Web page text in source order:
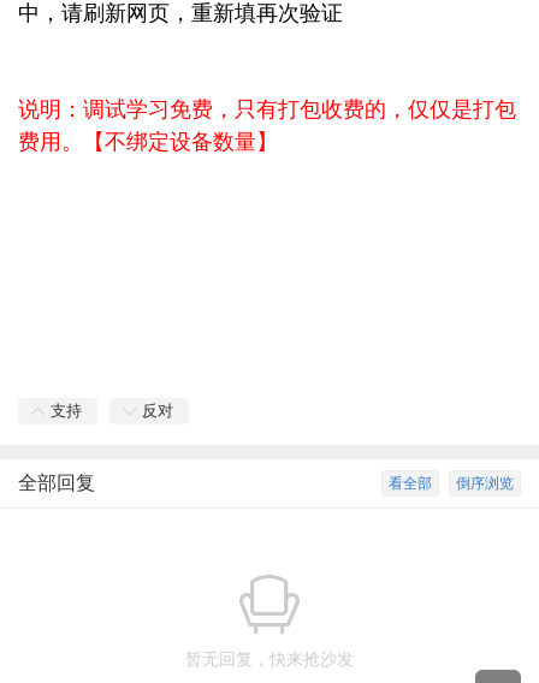
中，请刷新网页，重新填再次验证
说明：调试学习免费，只有打包收费的， 仅仅是打包
费用。【不绑定设备数量】
支持 反对
倒序浏览
看全部
全部回复
暂无回复，快来抢沙发